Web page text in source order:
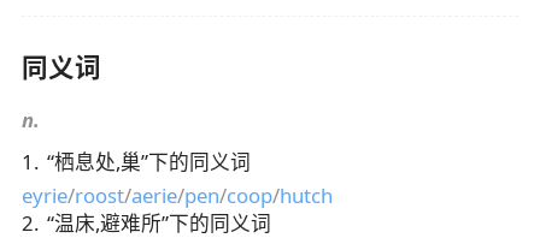
同义词
n.
1 . “栖息处,巢”下的同义词
eyrie/roost/aerie/pen/coop/hutch
2. “温床,避难所”下的同义词